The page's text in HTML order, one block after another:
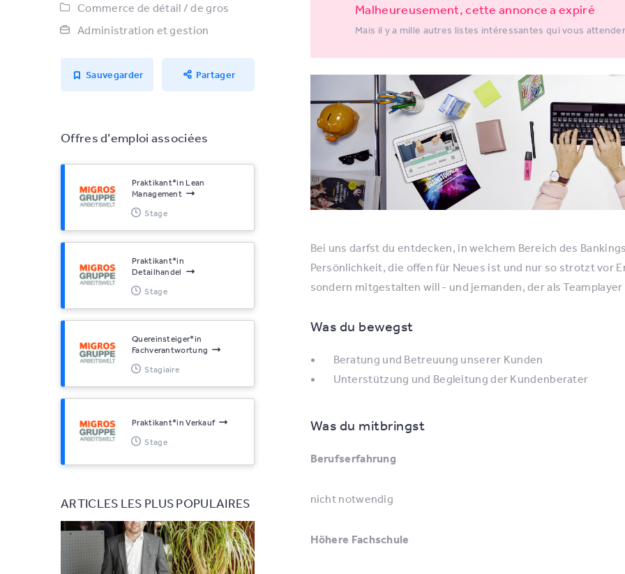
Commerce de détail / de gros
Administration et gestion
Sauvegarder Partager
Offres d’emploi associées
Praktikant*​in Lean
Management
Stage
Praktikant*​in
Detailhandel
Stage
Quereinsteiger*​in
Fachverantwortung
Stagiaire
Praktikant*​in Verkauf
Stage
ARTICLES LES PLUS POPULAIRES
Malheureusement, cette annonce a expiré
Mais il y a mille autres listes intéressantes qui vous
Bei uns darfst du entdecken, in welchem Bereich des
Persönlichkeit, die offen für Neues ist und nur so strotzt vor
sondern mitgestalten will - und jemanden, der als
Was du bewegst
Beratung und Betreuung unserer Kunden
Unterstützung und Begleitung der Kundenberater
Was du mitbringst
Berufserfahrung
nicht notwendig
Höhere Fachschule